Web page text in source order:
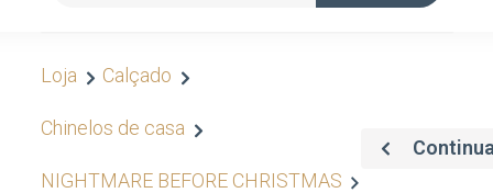
Loja Calçado
Chinelos de casa
NIGHTMARE BEFORE CHRISTMAS